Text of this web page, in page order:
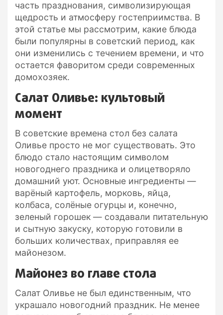
часть празднования, символизирующая
щедрость и атмосферу гостеприимства. В
этой статье мы рассмотрим, какие блюда
были популярны в советский период, как
они изменились с течением времени, и что
остается фаворитом среди современных
домохозяек.
Салат Оливье: культовый
момент
В советские времена стол без салата
Оливье просто не мог существовать. Это
блюдо стало настоящим символом
новогоднего праздника и олицетворяло
домашний уют. Основные ингредиенты —
варёный картофель, морковь, яйца,
колбаса, солёные огурцы и, конечно,
зеленый горошек — создавали питательную
и сытную закуску, которую готовили в
больших количествах, приправляя ее
майонезом.
Майонез во главе стола
Салат Оливье не был единственным, что
украшало новогодний праздник. Не менее